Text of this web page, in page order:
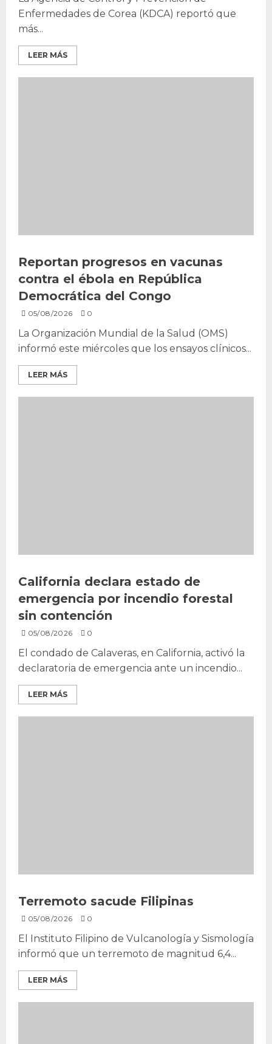
Enfermedades de Corea (KDCA) reportó que
más...
LEER MÁS
Reportan progresos en vacunas
contra el ébola en República
Democrática del Congo
05/08/2026 0
La Organización Mundial de la Salud (OMS)
informó este miércoles que los ensayos clínicos...
LEER MÁS
California declara estado de
emergencia por incendio forestal
sin contención
05/08/2026 0
El condado de Calaveras, en California, activó la
declaratoria de emergencia ante un incendio...
LEER MÁS
Terremoto sacude Filipinas
05/08/2026 0
El Instituto Filipino de Vulcanología y Sismología
informó que un terremoto de magnitud 6,4...
LEER MÁS